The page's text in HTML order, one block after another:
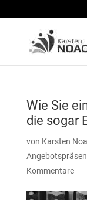
Wie Sie
die sogar
von Karsten
Kommentare